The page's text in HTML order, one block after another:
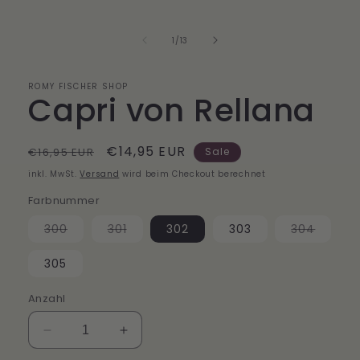
1 /von
13
ROMY FISCHER SHOP
Capri von Rellana
Normaler
Preis
€16,95 EUR Verkaufspreis
€14,95 EUR Sale
inkl. MwSt.Versand wird beim Checkout berechnet
Farbnummer
300Variante
301Variante
ausverkauft
302 303 304
305
Anzahl
Verringere
die
Erhöhe
die